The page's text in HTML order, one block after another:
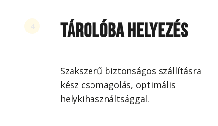
TÁROLÓBA HELYEZÉS
Szakszerű biztonságos szállításra
kész csomagolás, optimális
helykihasználtsággal.